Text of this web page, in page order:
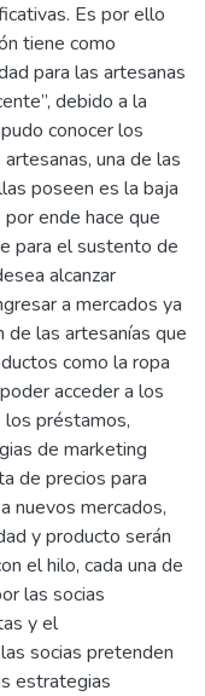
Es por ello
tiene como
para las artesanas
debido a la
conocer los
una de las
poseen es la baja
ende hace que
para el sustento de
alcanzar
a mercados ya
de las artesanías que
como la ropa
acceder a los
préstamos,
de marketing
de precios para
nuevos mercados,
y producto serán
el hilo, cada una de
las socias
y el
socias pretenden
estrategias